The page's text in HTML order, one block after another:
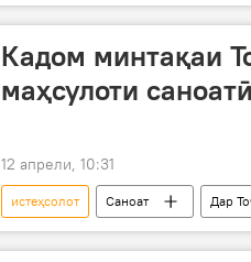
Кадом минтақаи
маҳсулоти
12 апрели, 10:31
истеҳсолот Саноат Дар
ВМКБ